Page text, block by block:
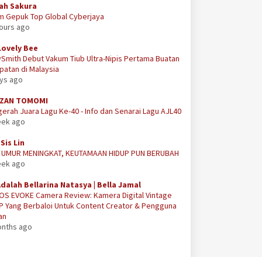
Sakura
Gepuk Top Global Cyberjaya
ago
Bee
Debut Vakum Tiub Ultra-Nipis Pertama Buatan
di Malaysia
ago
TOMOMI
Juara Lagu Ke-40 - Info dan Senarai Lagu AJL40
ago
Lin
MENINGKAT, KEUTAMAAN HIDUP PUN BERUBAH
ago
Bellarina Natasya | Bella Jamal
EVOKE Camera Review: Kamera Digital Vintage
Yang Berbaloi Untuk Content Creator & Pengguna
ago